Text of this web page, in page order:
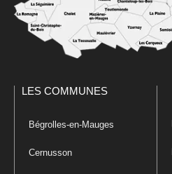
LES COMMUNES
Bégrolles-en-Mauges
Cernusson